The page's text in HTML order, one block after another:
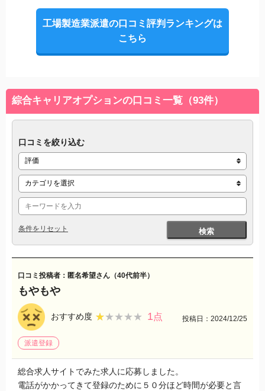
工場製造業派遣の口コミ評判ランキングは
こちら
綜合キャリアオプションの口コミ一覧（93件）
口コミを絞り込む
検索
条件をリセット
口コミ投稿者：匿名希望さん（40代前半）
もやもや
おすすめ度 ★★★★★
★★★★★ 1点 投稿日：2024/12/25
派遣登録
総合求人サイトでみた求人に応募しました。
電話がかかってきて登録のために５０分ほど時間が必要と言